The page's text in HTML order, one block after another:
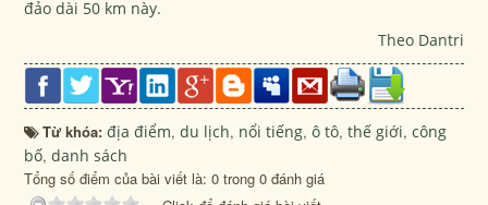
đảo dài 50 km này.
Theo Dantri
Từ khóa:địa điểm,du lịch, nổi tiếng,ô tô,thế giới,công
bố,danh sách
Tổng số điểm của bài viết là: 0 trong 0 đánh giá